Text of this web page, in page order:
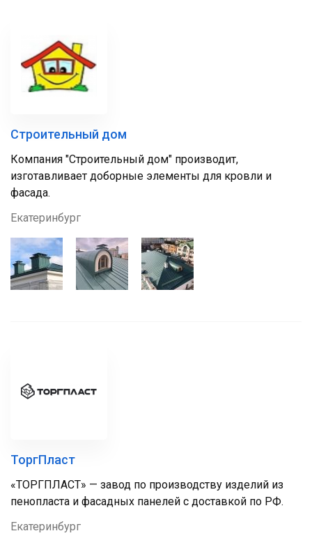
Строительный дом
Компания "Строительный дом" производит,
изготавливает доборные элементы для кровли и
фасада.
Екатеринбург
ТоргПласт
«ТОРГПЛАСТ» — завод по производству изделий из
пенопласта и фасадных панелей с доставкой по РФ.
Екатеринбург